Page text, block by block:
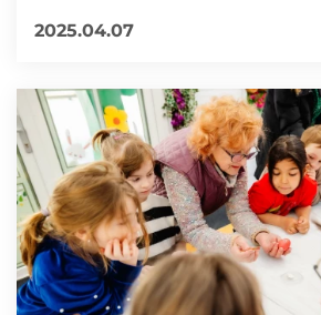
2025.04.07